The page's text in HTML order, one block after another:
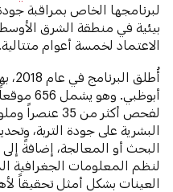
لبرنامجها الخاص بمراقبة
بيئية في منطقة الشرق
الاعتماد لخمسة أعوام متتالية.
أُطلق
لفحص أكثر من 35
البشرية على جودة التربة،
البحث أو المعالجة، إضافةً
لنظم المعلومات الجغرافية
العينات بشكل أمثل تحقيقاً